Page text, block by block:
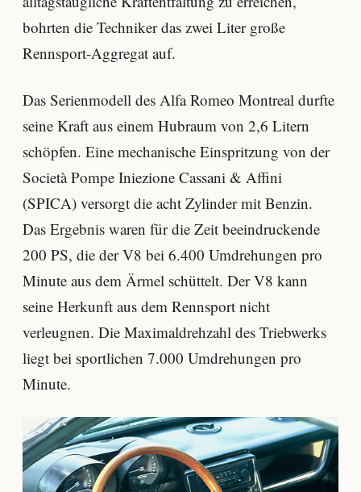
bohrten die Techniker das zwei Liter große
Rennsport-Aggregat auf.
Das Serienmodell des Alfa Romeo Montreal durfte
seine Kraft aus einem Hubraum von 2,6 Litern
schöpfen. Eine mechanische Einspritzung von der
Società Pompe Iniezione Cassani & Affini
(SPICA) versorgt die acht Zylinder mit Benzin.
Das Ergebnis waren für die Zeit beeindruckende
200 PS, die der V8 bei 6.400 Umdrehungen pro
Minute aus dem Ärmel schüttelt. Der V8 kann
seine Herkunft aus dem Rennsport nicht
verleugnen. Die Maximaldrehzahl des Triebwerks
liegt bei sportlichen 7.000 Umdrehungen pro
Minute.